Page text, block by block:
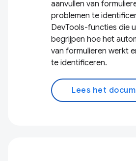
aanvullen van
problemen te
DevTools-functies die
begrijpen hoe het
van formulieren werkt
te identificeren.
Lees het